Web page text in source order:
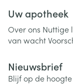
Uw apotheek
Over ons Nuttige
van wacht
Nieuwsbrief
Blijf op de